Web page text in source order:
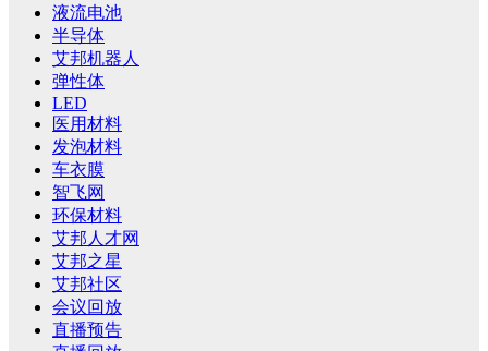
液流电池
半导体
艾邦机器人
弹性体
LED
医用材料
发泡材料
车衣膜
智飞网
环保材料
艾邦人才网
艾邦之星
艾邦社区
会议回放
直播预告